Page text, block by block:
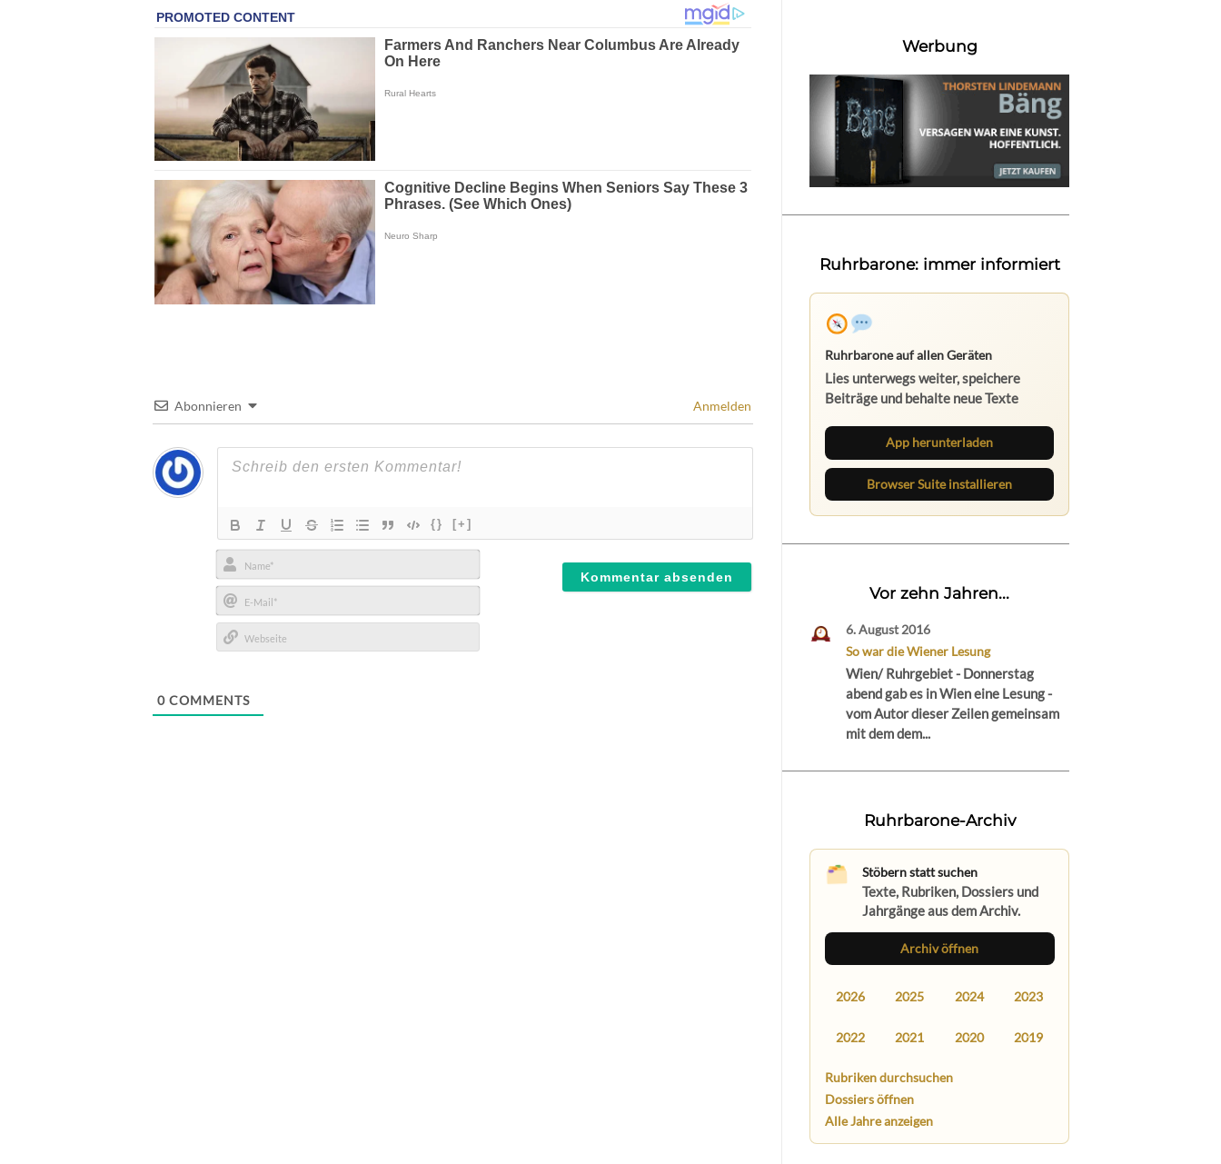
Abonnieren Anmelden
{} [+]
Name*
E-
Mail*
0 COMMENTS
Werbung
Ruhrbarone: immer informiert
Ruhrbarone auf allen Geräten
Lies unterwegs weiter, speichere
Beiträge und behalte neue Texte
App herunterladen
Browser Suite installieren
Vor zehn Jahren...
6. August 2016
So war die Wiener Lesung
Wien/ Ruhrgebiet - Donnerstag
abend gab es in Wien eine Lesung -
vom Autor dieser Zeilen gemeinsam
mit dem dem...
Ruhrbarone-Archiv
Stöbern statt suchen
Texte, Rubriken, Dossiers und
Jahrgänge aus dem Archiv.
Archiv öffnen
2026 2025 2024 2023
2022 2021 2020 2019
Rubriken durchsuchen
Dossiers öffnen
Alle Jahre anzeigen